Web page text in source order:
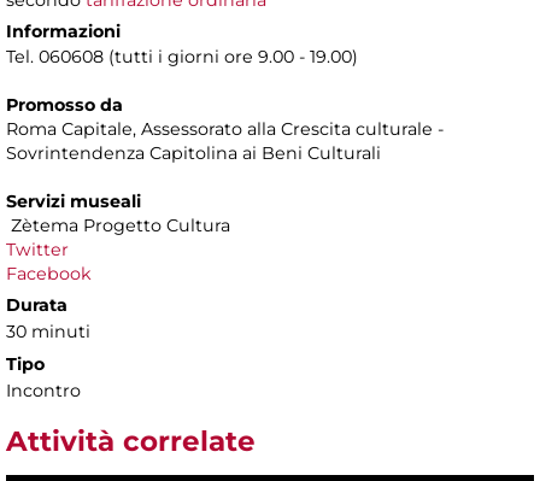
Informazioni
Tel. 060608 (tutti i giorni ore 9.00 - 19.00)
Promosso da
Roma Capitale, Assessorato alla Crescita culturale -
Sovrintendenza Capitolina ai Beni Culturali
Servizi museali
Zètema Progetto Cultura
Twitter
Facebook
Durata
30 minuti
Tipo
Incontro
Attività correlate